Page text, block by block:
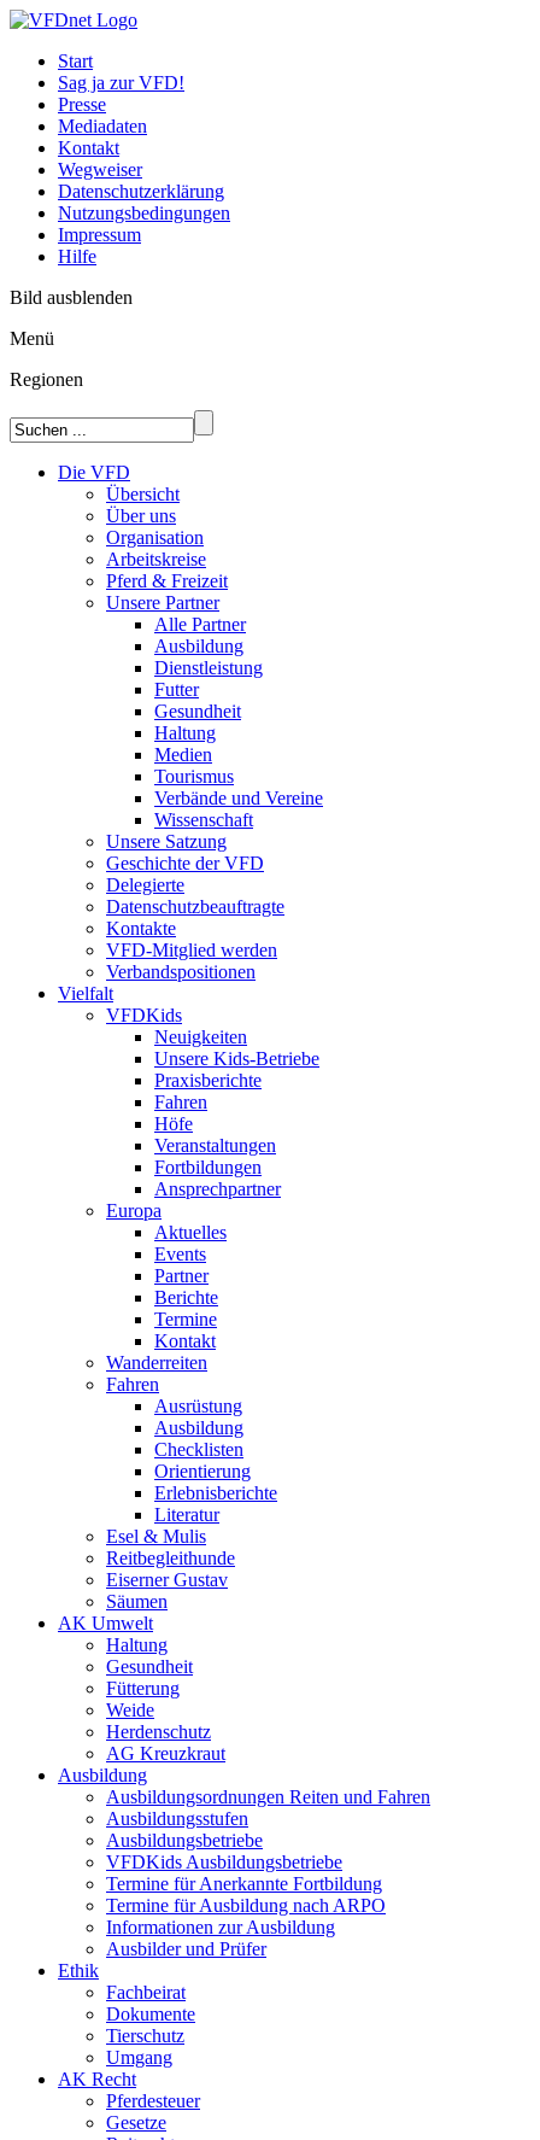
Start
Sag ja zur VFD!
Presse
Mediadaten
Kontakt
Wegweiser
Datenschutzerklärung
Nutzungsbedingungen
Impressum
Hilfe
Bild ausblenden
Menü
Regionen
Die VFD
Übersicht
Über uns
Organisation
Arbeitskreise
Pferd & Freizeit
Unsere Partner
Alle Partner
Ausbildung
Dienstleistung
Futter
Gesundheit
Haltung
Medien
Tourismus
Verbände und Vereine
Wissenschaft
Unsere Satzung
Geschichte der VFD
Delegierte
Datenschutzbeauftragte
Kontakte
VFD-Mitglied werden
Verbandspositionen
Vielfalt
VFDKids
Neuigkeiten
Unsere Kids-Betriebe
Praxisberichte
Fahren
Höfe
Veranstaltungen
Fortbildungen
Ansprechpartner
Europa
Aktuelles
Events
Partner
Berichte
Termine
Kontakt
Wanderreiten
Fahren
Ausrüstung
Ausbildung
Checklisten
Orientierung
Erlebnisberichte
Literatur
Esel & Mulis
Reitbegleithunde
Eiserner Gustav
Säumen
AK Umwelt
Haltung
Gesundheit
Fütterung
Weide
Herdenschutz
AG Kreuzkraut
Ausbildung
Ausbildungsordnungen Reiten und Fahren
Ausbildungsstufen
Ausbildungsbetriebe
VFDKids Ausbildungsbetriebe
Termine für Anerkannte Fortbildung
Termine für Ausbildung nach ARPO
Informationen zur Ausbildung
Ausbilder und Prüfer
Ethik
Fachbeirat
Dokumente
Tierschutz
Umgang
AK Recht
Pferdesteuer
Gesetze